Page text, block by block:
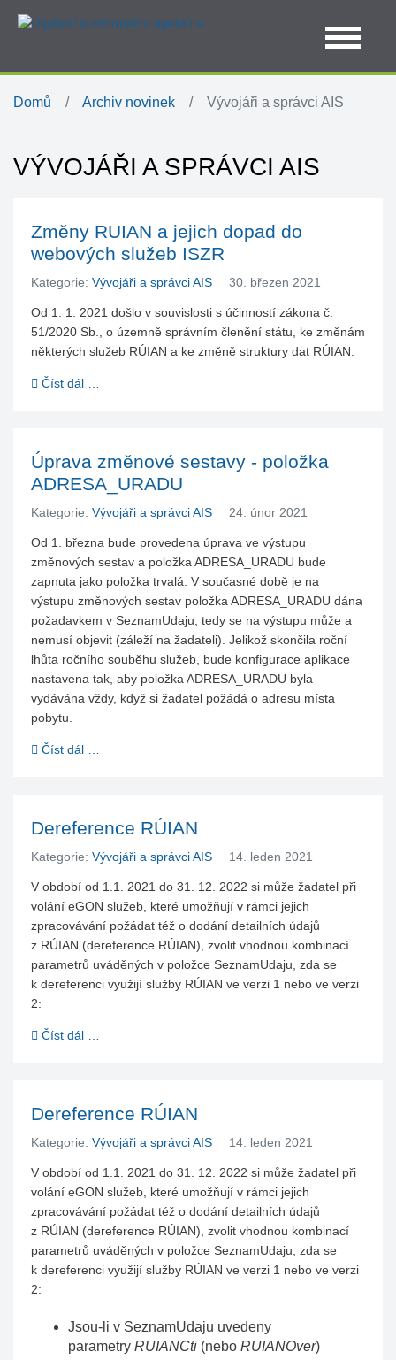
Domů Archiv novinek Vývojáři a správci AIS
VÝVOJÁŘI A SPRÁVCI AIS
Změny RUIAN a jejich dopad do
webových služeb ISZR
Kategorie: Vývojáři a správci AIS 30. březen 2021
Od 1. 1. 2021 došlo v souvislosti s účinností zákona č.
51/2020 Sb., o územně správním členění státu, ke změnám
některých služeb RÚIAN a ke změně struktury dat RÚIAN.
Číst dál …
Úprava změnové sestavy - položka
ADRESA_URADU
Kategorie: Vývojáři a správci AIS 24. únor 2021
Od 1. března bude provedena úprava ve výstupu
změnových sestav a položka ADRESA_URADU bude
zapnuta jako položka trvalá. V současné době je na
výstupu změnových sestav položka ADRESA_URADU dána
požadavkem v SeznamUdaju, tedy se na výstupu může a
nemusí objevit (záleží na žadateli). Jelikož skončila roční
lhůta ročního souběhu služeb, bude konfigurace aplikace
nastavena tak, aby položka ADRESA_URADU byla
vydávána vždy, když si žadatel požádá o adresu místa
pobytu.
Číst dál …
Dereference RÚIAN
Kategorie: Vývojáři a správci AIS 14. leden 2021
V období od 1.1. 2021 do 31. 12. 2022 si může žadatel při
volání eGON služeb, které umožňují v rámci jejich
zpracovávání požádat též o dodání detailních údajů
z RÚIAN (dereference RÚIAN), zvolit vhodnou kombinací
parametrů uváděných v položce SeznamUdaju, zda se
k dereferenci využijí služby RÚIAN ve verzi 1 nebo ve verzi
2:
Číst dál …
Dereference RÚIAN
Kategorie: Vývojáři a správci AIS 14. leden 2021
V období od 1.1. 2021 do 31. 12. 2022 si může žadatel při
volání eGON služeb, které umožňují v rámci jejich
zpracovávání požádat též o dodání detailních údajů
z RÚIAN (dereference RÚIAN), zvolit vhodnou kombinací
parametrů uváděných v položce SeznamUdaju, zda se
k dereferenci využijí služby RÚIAN ve verzi 1 nebo ve verzi
2:
Jsou-li v SeznamUdaju uvedeny
parametry RUIANCti (nebo RUIANOver)